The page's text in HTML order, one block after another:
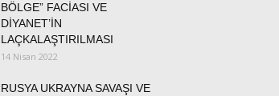
BÖLGE” FACİASI VE
DİYANET’İN
LAÇKALAŞTIRILMASI
14 Nisan 2022
RUSYA UKRAYNA SAVAŞI VE